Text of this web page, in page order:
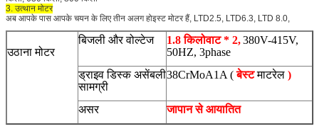
3. उत्थान मोटर
अब आपके पास आपके चयन के लिए तीन अलग होइस्ट मोटर हैं, LTD2.5, LTD6.3, LTD 8.0,
उठाना मोटर
बिजली और वोल्टेज 1.8 किलोवाट * 2,380V-415V,
50HZ, 3phase
ड्राइव डिस्क असेंबली
सामग्री
38CrMoA1A (बेस्टमाटरेल )
असर जापान से आयातित